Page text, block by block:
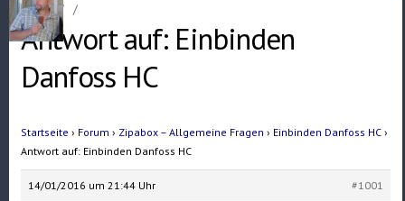
Home / /
Antwort auf: Einbinden
Danfoss HC
Startseite › Forum › Zipabox – Allgemeine Fragen › Einbinden Danfoss HC ›
Antwort auf: Einbinden Danfoss HC
14/01/2016 um 21:44 Uhr
#1001